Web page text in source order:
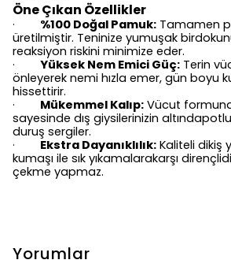
Öne Çıkan Özellikler
· %100 Doğal Pamuk: Tamamen
üretilmiştir. Teninize yumuşak
reaksiyon riskini minimize eder.
· Yüksek Nem Emici Güç: Terin
önleyerek nemi hızla emer, gün boyu
hissettirir.
· Mükemmel Kalıp: Vücut
sayesinde dış giysilerinizin
duruş sergiler.
· Ekstra Dayanıklılık: Kaliteli dikiş
kumaşı ile sık yıkamalarakarşı
çekme yapmaz.
Yorumlar